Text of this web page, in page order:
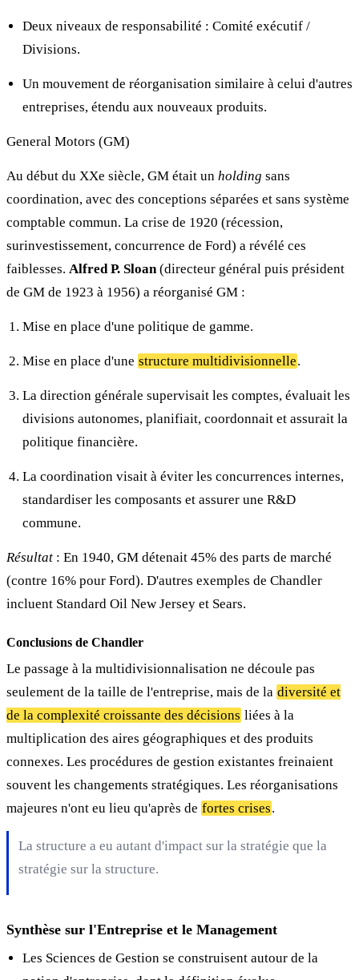
Deux niveaux de responsabilité : Comité exécutif /
Divisions.
Un mouvement de réorganisation similaire à celui d'autres
entreprises, étendu aux nouveaux produits.
General Motors (GM)
Au début du XXe siècle, GM était un holding sans
coordination, avec des conceptions séparées et sans système
comptable commun. La crise de 1920 (récession,
surinvestissement, concurrence de Ford) a révélé ces
faiblesses. Alfred P. Sloan (directeur général puis président
de GM de 1923 à 1956) a réorganisé GM :
Mise en place d'une politique de gamme.
Mise en place d'une structure multidivisionnelle.
La direction générale supervisait les comptes, évaluait les
divisions autonomes, planifiait, coordonnait et assurait la
politique financière.
La coordination visait à éviter les concurrences internes,
standardiser les composants et assurer une R&D
commune.
Résultat : En 1940, GM détenait 45% des parts de marché
(contre 16% pour Ford). D'autres exemples de Chandler
incluent Standard Oil New Jersey et Sears.
Conclusions de Chandler
Le passage à la multidivisionnalisation ne découle pas
seulement de la taille de l'entreprise, mais de la diversité et
de la complexité croissante des décisions liées à la
multiplication des aires géographiques et des produits
connexes. Les procédures de gestion existantes freinaient
souvent les changements stratégiques. Les réorganisations
majeures n'ont eu lieu qu'après de fortes crises.
La structure a eu autant d'impact sur la stratégie que la
stratégie sur la structure.
Synthèse sur l'Entreprise et le Management
Les Sciences de Gestion se construisent autour de la